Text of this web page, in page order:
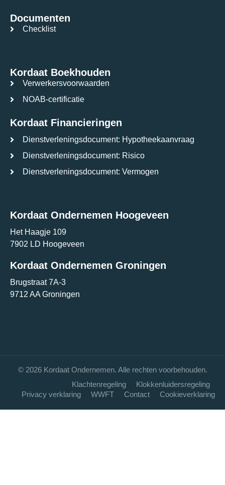
Documenten
Checklist
Kordaat Boekhouden
Verwerkersvoorwaarden
NOAB-certificatie
Kordaat Financieringen
Dienstverleningsdocument: Hypotheekaanvraag
Dienstverleningsdocument: Risico
Dienstverleningsdocument: Vermogen
Kordaat Ondernemen Hoogeveen
Het Haagje 109
7902 LD Hoogeveen
Kordaat Ondernemen Groningen
Brugstraat 7A-3
9712 AA Groningen
© 2026 Kordaat Ondernemen. Alle rechten voorbehouden.
Klachtenregeling
Klokkenluidersregeling
Privacy verklaring
WWFT Contact Cookieverklaring